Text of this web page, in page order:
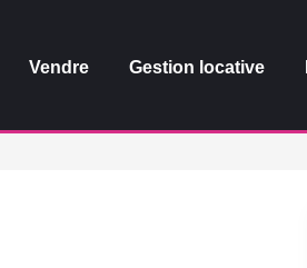
Vendre Gestion locative